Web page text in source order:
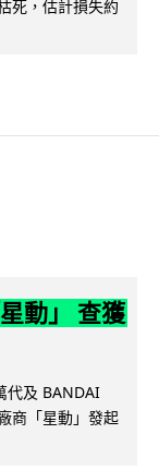
死，估計損失約
動」 查獲
代及 BANDAI
商「星動」發起